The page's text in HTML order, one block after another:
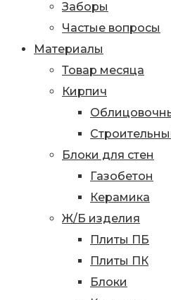
Заборы
Частые вопросы
Материалы
Товар месяца
Кирпич
Блоки для стен
Газобетон
Керамика
Ж/Б изделия
Плиты ПБ
Плиты ПК
Блоки